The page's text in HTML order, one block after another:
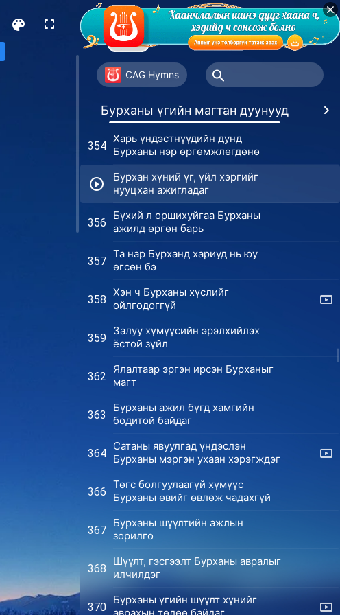
CAG Hymns
Бурханы үгийн магтан дуунууд
350
“Аврагч Есүс” тэнгэрээс буухыг
хүн харж яаж чадах юм бэ?
351
Бүлэг ялагчдын дунд Бурхан бууж
ирлээ
353 Бурханы асар дэлхийд ирлээ
354
Харь үндэстнүүдийн дунд
Бурханы нэр өргөмжлөгдөнө
Бурхан хүний үг, үйл хэргийг
нууцхан ажигладаг
356
Бүхий л оршихуйгаа Бурханы
ажилд өргөн барь
357
Та нар Бурханд хариуд нь юу
өгсөн бэ
358
Хэн ч Бурханы хүслийг
ойлгодоггүй
359
Залуу хүмүүсийн эрэлхийлэх
ёстой зүйл
362
Ялалтаар эргэн ирсэн Бурханыг
магт
363
Бурханы ажил бүгд хамгийн
бодитой байдаг
364
Сатаны явуулгад үндэслэн
Бурханы мэргэн ухаан хэрэгждэг
366
Төгс болгуулаагүй хүмүүс
Бурханы өвийг өвлөж чадахгүй
367
Бурханы шүүлтийн ажлын
зорилго
368
Шүүлт, гэсгээлт Бурханы авралыг
илчилдэг
370
Бурханы үгийн шүүлт хүнийг